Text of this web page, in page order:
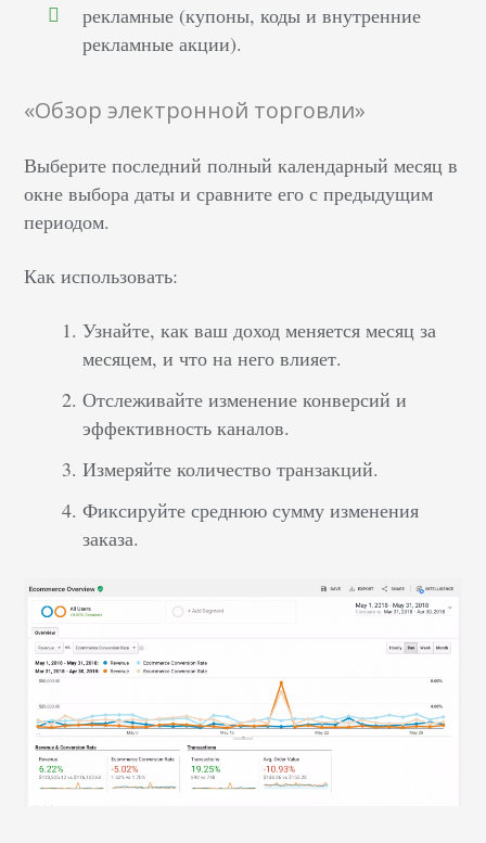
рекламные (купоны, коды и внутренние
рекламные акции).
«Обзор электронной торговли»
Выберите последний полный календарный месяц в
окне выбора даты и сравните его с предыдущим
периодом.
Как использовать:
Узнайте, как ваш доход меняется месяц за
месяцем, и что на него влияет.
Отслеживайте изменение конверсий и
эффективность каналов.
Измеряйте количество транзакций.
Фиксируйте среднюю сумму изменения
заказа.